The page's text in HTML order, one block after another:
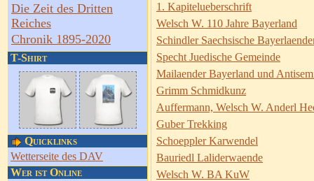
Die Zeit des Dritten
Reiches
Chronik 1895-2020
T-Shirt
Quicklinks
Wetterseite des DAV
Wer ist Online
1. Kapitelueberschrift
Welsch W. 110 Jahre Bayerland
Schindler Saechsische
Specht Juedische Gemeinde
Mailaender Bayerland und
Grimm Schmidkunz
Auffermann, Welsch W. Anderl
Guber Trekking
Schoeppler Karwendel
Bauriedl Laliderwaende
Welsch W. BA KuW